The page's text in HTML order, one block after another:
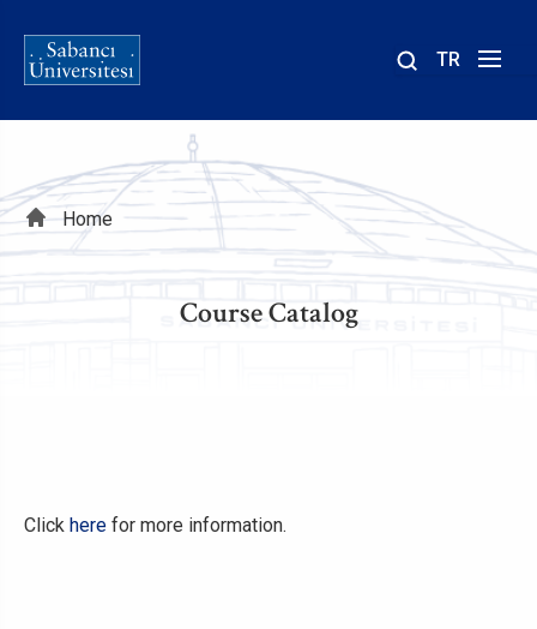
TR
Breadcrumb
Home
Course Catalog
Click here for more information.